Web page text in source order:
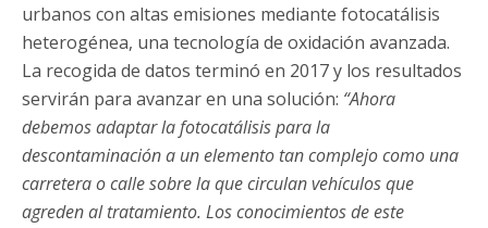
urbanos con altas emisiones mediante fotocatálisis
heterogénea, una tecnología de oxidación avanzada.
La recogida de datos terminó en 2017 y los resultados
servirán para avanzar en una solución: “Ahora
debemos adaptar la fotocatálisis para la
descontaminación a un elemento tan complejo como una
carretera o calle sobre la que circulan vehículos que
agreden al tratamiento. Los conocimientos de este